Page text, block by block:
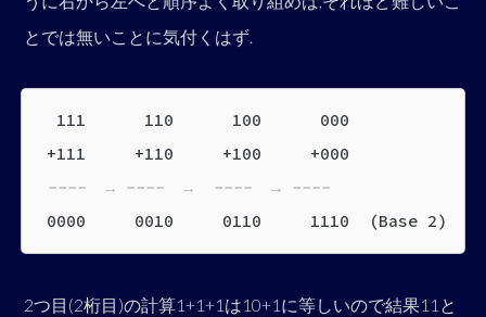
とでは無いことに気付くはず.
111 110 100 000
+111 +110 +100 +000
---- → ---- → ---- → ----
0000 0010 0110 1110 (Base 2)
2つ目(2桁目)の計算1+1+1は10+1に等しいので結果11と